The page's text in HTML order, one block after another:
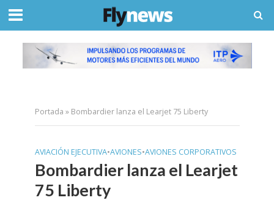
Portada » Bombardier lanza el Learjet 75 Liberty
AVIACIÓN EJECUTIVA•AVIONES•AVIONES CORPORATIVOS
Bombardier lanza el Learjet
75 Liberty